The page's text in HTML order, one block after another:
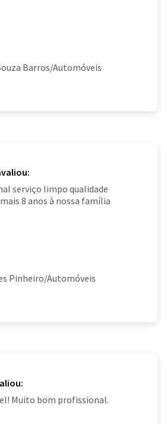
Barros/Automóveis
serviço limpo qualidade
8 anos à nossa família
Pinheiro/Automóveis
Muito bom profissional.